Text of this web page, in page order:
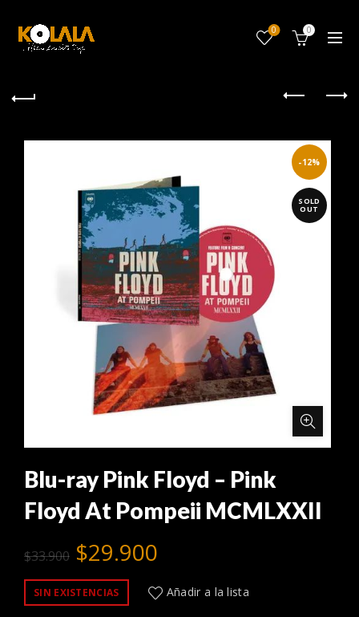
0 0
-12%
SOLD
OUT
Blu-ray Pink Floyd – Pink
Floyd At Pompeii MCMLXXII
$33.900 El
precio
$29.900
precio
SIN EXISTENCIAS Añadir a la lista